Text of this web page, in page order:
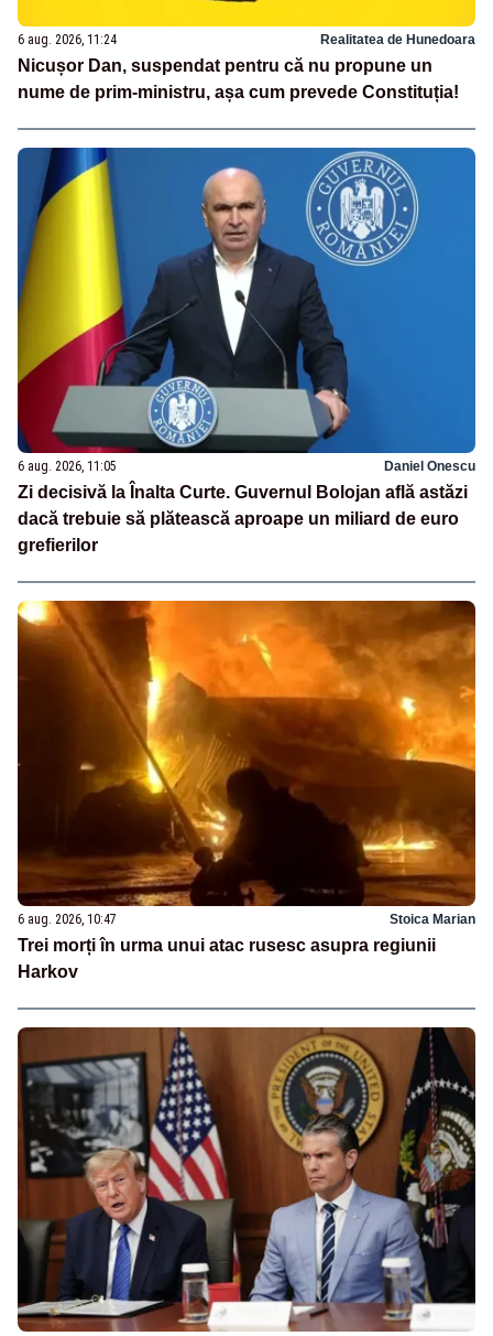
6 aug. 2026, 11:24 Realitatea de Hunedoara
Nicușor Dan, suspendat pentru că nu propune un
nume de prim-ministru, așa cum prevede Constituția!
6 aug. 2026, 11:05 Daniel Onescu
Zi decisivă la Înalta Curte. Guvernul Bolojan află astăzi
dacă trebuie să plătească aproape un miliard de euro
grefierilor
6 aug. 2026, 10:47 Stoica Marian
Trei morți în urma unui atac rusesc asupra regiunii
Harkov